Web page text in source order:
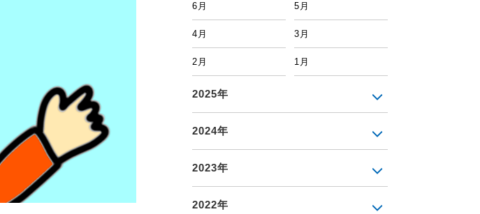
6月 5月
4月 3月
2月 1月
2025年
2024年
2023年
2022年